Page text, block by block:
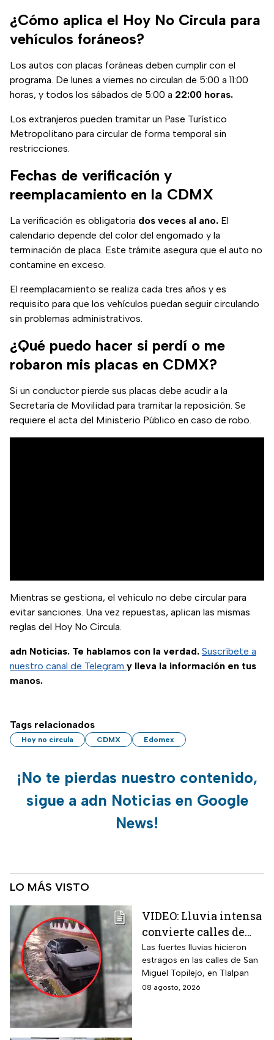
¿Cómo aplica el Hoy No Circula para
vehículos foráneos?
Los autos con placas foráneas deben cumplir con el
programa. De lunes a viernes no circulan de 5:00 a 11:00
horas, y todos los sábados de 5:00 a 22:00 horas.
Los extranjeros pueden tramitar un Pase Turístico
Metropolitano para circular de forma temporal sin
restricciones.
Fechas de verificación y
reemplacamiento en la CDMX
La verificación es obligatoria dos veces al año. El
calendario depende del color del engomado y la
terminación de placa. Este trámite asegura que el auto no
contamine en exceso.
El reemplacamiento se realiza cada tres años y es
requisito para que los vehículos puedan seguir circulando
sin problemas administrativos.
¿Qué puedo hacer si perdí o me
robaron mis placas en CDMX?
Si un conductor pierde sus placas debe acudir a la
Secretaría de Movilidad para tramitar la reposición. Se
requiere el acta del Ministerio Público en caso de robo.
Mientras se gestiona, el vehículo no debe circular para
evitar sanciones. Una vez repuestas, aplican las mismas
reglas del Hoy No Circula.
adn Noticias. Te hablamos con la verdad. Suscríbete a
nuestro canal de Telegram y lleva la información en tus
manos.
Tags relacionados
Hoy no circula CDMX Edomex
¡No te pierdas nuestro contenido,
sigue a adn Noticias en Google
News!
LO MÁS VISTO
VIDEO: Lluvia intensa
convierte calles de
Tlalpan en ríos
Las fuertes lluvias hicieron
estragos en las calles de San
Miguel Topilejo, en Tlalpan
08 agosto, 2026